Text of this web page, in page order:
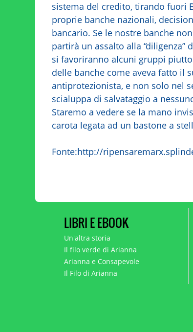
sistema del credito, tirando fuori
proprie banche nazionali,
bancario. Se le nostre banche
partirà un assalto alla
si favoriranno alcuni gruppi
delle banche come aveva fatto il
antiprotezionista, e non solo nel
scialuppa di salvataggio a
Staremo a vedere se la mano
carota legata ad un bastone a
Fonte:http://
LIBRI E EBOOK
Un'altra storia
Il filo verde di Arianna
Arianna e Consapevole
Il Filo di Arianna